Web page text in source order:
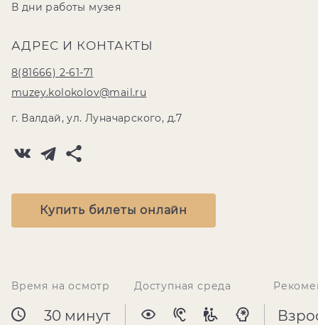
В дни работы музея
АДРЕС И КОНТАКТЫ
8(81666) 2-61-71
muzey.kolokolov@mail.ru
г. Валдай, ул. Луначарского, д.7
Купить билеты онлайн
Время на осмотр
30 минут
Доступная среда